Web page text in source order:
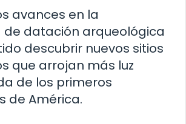
avances en la
datación arqueológica
descubrir nuevos sitios
que arrojan más luz
de los primeros
de América.